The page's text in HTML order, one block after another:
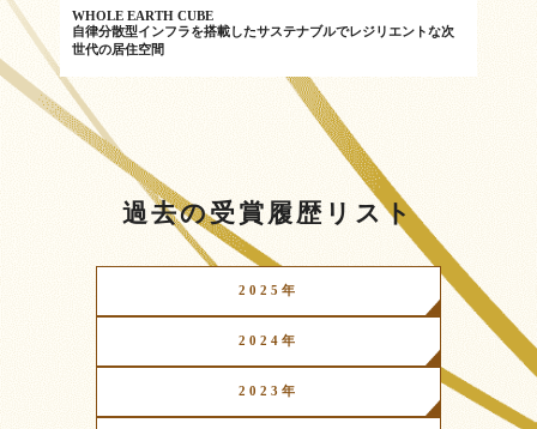
WHOLE EARTH CUBE
自律分散型インフラを搭載したサステナブルでレジリエントな次
世代の居住空間
過去の受賞履歴リスト
2025年
2024年
2023年